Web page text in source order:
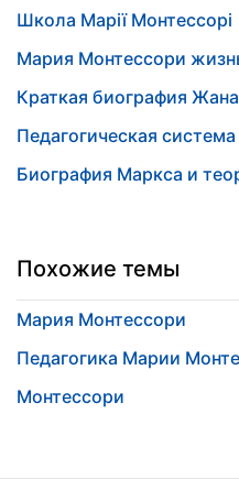
Школа Марії Монтессорі
Мария Монтессори
Краткая биография
Педагогическая
Биография Маркса и
Похожие темы
Мария Монтессори
Педагогика Марии
Монтессори